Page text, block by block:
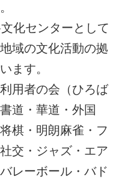
化センターとして
域の文化活動の拠
ます。
用者の会（ひろば
道・華道・外国
棋・明朗麻雀・フ
交・ジャズ・エア
レーボール・バド